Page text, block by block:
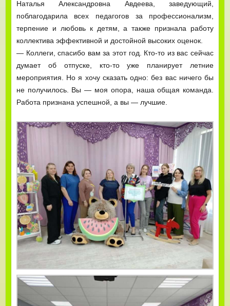
Наталья Александровна Авдеева, заведующий,
поблагодарила всех педагогов за профессионализм,
терпение и любовь к детям, а также признала работу
коллектива эффективной и достойной высоких оценок.
— Коллеги, спасибо вам за этот год. Кто-то из вас сейчас
думает об отпуске, кто-то уже планирует летние
мероприятия. Но я хочу сказать одно: без вас ничего бы
не получилось. Вы — моя опора, наша общая команда.
Работа признана успешной, а вы — лучшие.